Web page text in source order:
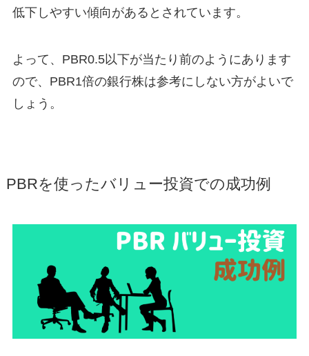
低下しやすい傾向があるとされています。
よって、PBR0.5以下が当たり前のようにあります
ので、PBR1倍の銀行株は参考にしない方がよいで
しょう。
PBRを使ったバリュー投資での成功例